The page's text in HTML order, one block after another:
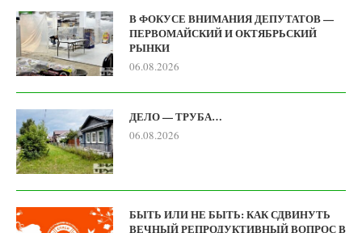
В ФОКУСЕ ВНИМАНИЯ ДЕПУТАТОВ —
ПЕРВОМАЙСКИЙ И ОКТЯБРЬСКИЙ
РЫНКИ
06.08.2026
ДЕЛО — ТРУБА…
06.08.2026
БЫТЬ ИЛИ НЕ БЫТЬ: КАК СДВИНУТЬ
ВЕЧНЫЙ РЕПРОДУКТИВНЫЙ ВОПРОС В